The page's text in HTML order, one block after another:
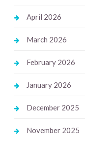
April 2026
March 2026
February 2026
January 2026
December 2025
November 2025